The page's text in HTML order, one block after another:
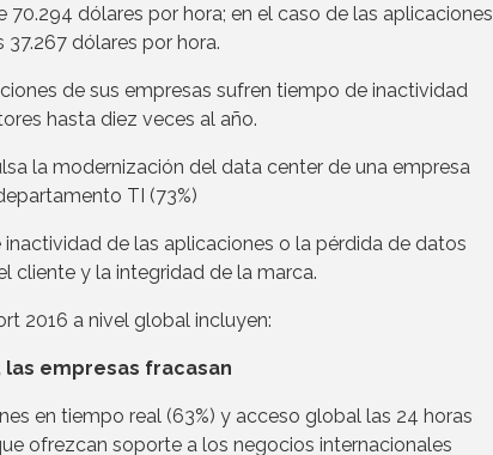
dólares por hora; en el caso de las aplicaciones
dólares por hora.
de sus empresas sufren tiempo de inactividad
hasta diez veces al año.
la modernización del data center de una empresa
TI (73%)
de las aplicaciones o la pérdida de datos
cliente y la integridad de la marca.
2016 a nivel global incluyen:
las empresas fracasan
en tiempo real (63%) y acceso global las 24 horas
ofrezcan soporte a los negocios internacionales